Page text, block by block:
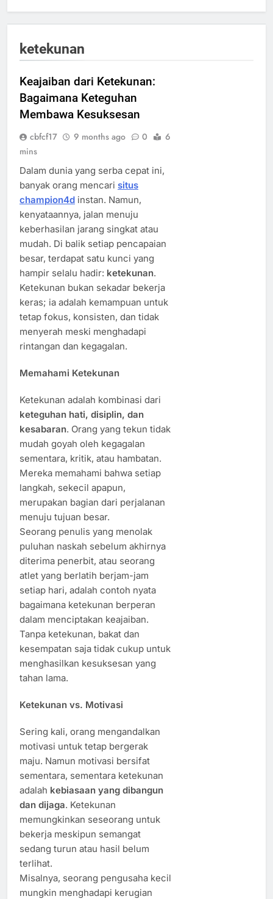
ketekunan
Keajaiban dari Ketekunan:
Bagaimana Keteguhan
Membawa Kesuksesan
cbfcf17 9 months ago 0
6
mins
Dalam dunia yang serba cepat ini,
banyak orang mencari situs
champion4d instan. Namun,
kenyataannya, jalan menuju
keberhasilan jarang singkat atau
mudah. Di balik setiap pencapaian
besar, terdapat satu kunci yang
hampir selalu hadir: ketekunan.
Ketekunan bukan sekadar bekerja
keras; ia adalah kemampuan untuk
tetap fokus, konsisten, dan tidak
menyerah meski menghadapi
rintangan dan kegagalan.
Memahami Ketekunan
Ketekunan adalah kombinasi dari
keteguhan hati, disiplin, dan
kesabaran. Orang yang tekun tidak
mudah goyah oleh kegagalan
sementara, kritik, atau hambatan.
Mereka memahami bahwa setiap
langkah, sekecil apapun,
merupakan bagian dari perjalanan
menuju tujuan besar.
Seorang penulis yang menolak
puluhan naskah sebelum akhirnya
diterima penerbit, atau seorang
atlet yang berlatih berjam-jam
setiap hari, adalah contoh nyata
bagaimana ketekunan berperan
dalam menciptakan keajaiban.
Tanpa ketekunan, bakat dan
kesempatan saja tidak cukup untuk
menghasilkan kesuksesan yang
tahan lama.
Ketekunan vs. Motivasi
Sering kali, orang mengandalkan
motivasi untuk tetap bergerak
maju. Namun motivasi bersifat
sementara, sementara ketekunan
adalah kebiasaan yang dibangun
dan dijaga. Ketekunan
memungkinkan seseorang untuk
bekerja meskipun semangat
sedang turun atau hasil belum
terlihat.
Misalnya, seorang pengusaha kecil
mungkin menghadapi kerugian